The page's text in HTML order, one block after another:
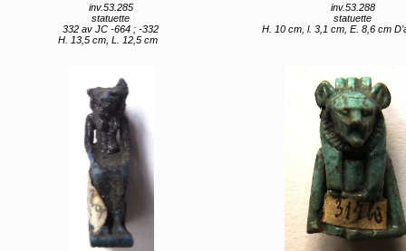
inv.53.285
statuette
332 av JC -664 ; -332
H. 13,5 cm, L. 12,5 cm
inv.53.288
statuette
H. 10 cm, l. 3,1 cm, E. 8,6 cm D’après Foucault : deux